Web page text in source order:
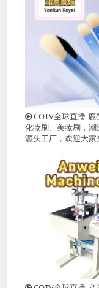
COTV全球直播-
化妆刷、美妆刷，潮
源头工厂，欢迎大家